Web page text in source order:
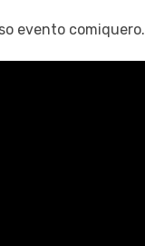
evento comiquero.